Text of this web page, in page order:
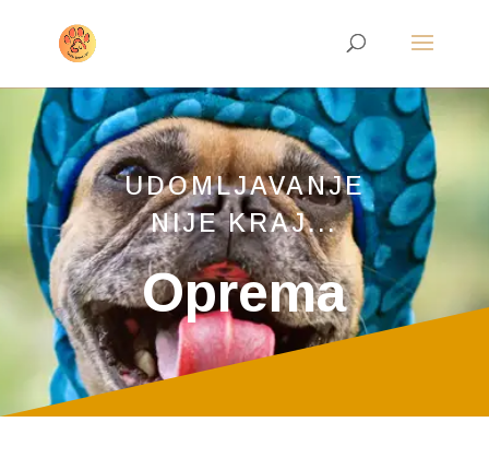
UDOMLJAVANJE
NIJE KRAJ...
Oprema